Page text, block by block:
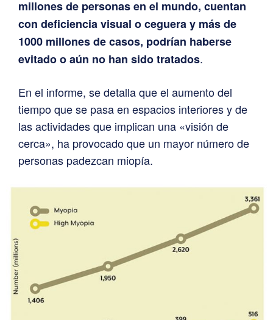
millones de personas en el mundo, cuentan
con deficiencia visual o ceguera y más de
1000 millones de casos, podrían haberse
evitado o aún no han sido tratados.
En el informe, se detalla que el aumento del
tiempo que se pasa en espacios interiores y de
las actividades que implican una «visión de
cerca», ha provocado que un mayor número de
personas padezcan miopía.